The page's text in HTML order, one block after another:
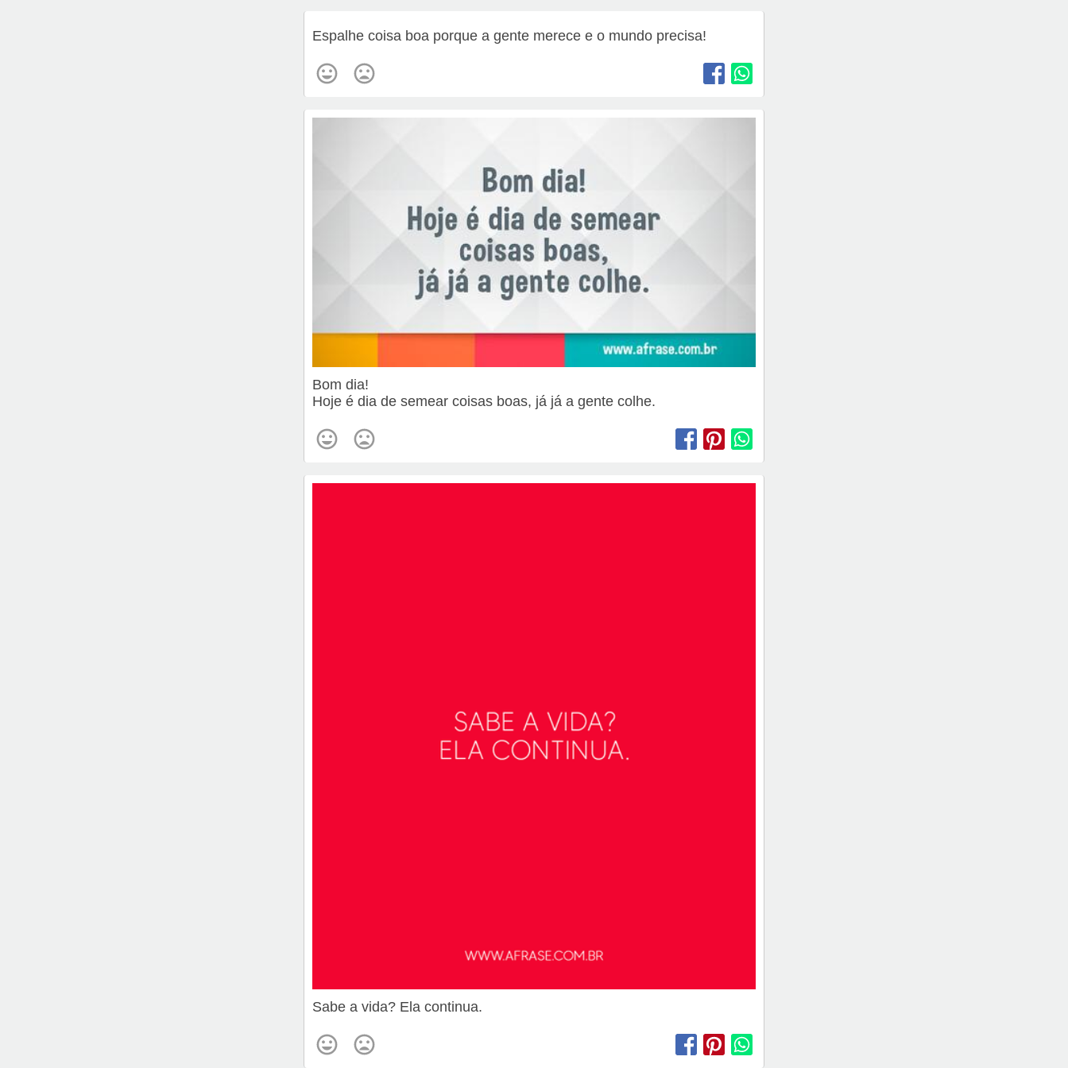
Espalhe coisa boa porque a gente merece e o mundo precisa!
Bom dia!
Hoje é dia de semear coisas boas, já já a gente colhe.
Sabe a vida? Ela continua.